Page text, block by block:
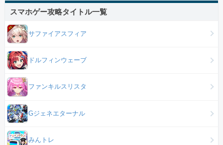
スマホゲー攻略タイトル一覧
サファイアスフィア
ドルフィンウェーブ
ファンキルスリスタ
Gジェネエターナル
みんトレ